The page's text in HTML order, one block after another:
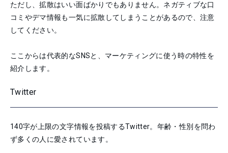
ただし、拡散はいい面ばかりでもありません。ネガティブな口
コミやデマ情報も一気に拡散してしまうことがあるので、注意
してください。
ここからは代表的なSNSと、マーケティングに使う時の特性を
紹介します。
Twitter
140字が上限の文字情報を投稿するTwitter。年齢・性別を問わ
ず多くの人に愛されています。